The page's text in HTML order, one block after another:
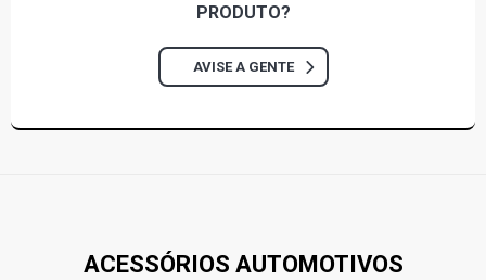
PRODUTO?
AVISE A GENTE
ACESSÓRIOS AUTOMOTIVOS